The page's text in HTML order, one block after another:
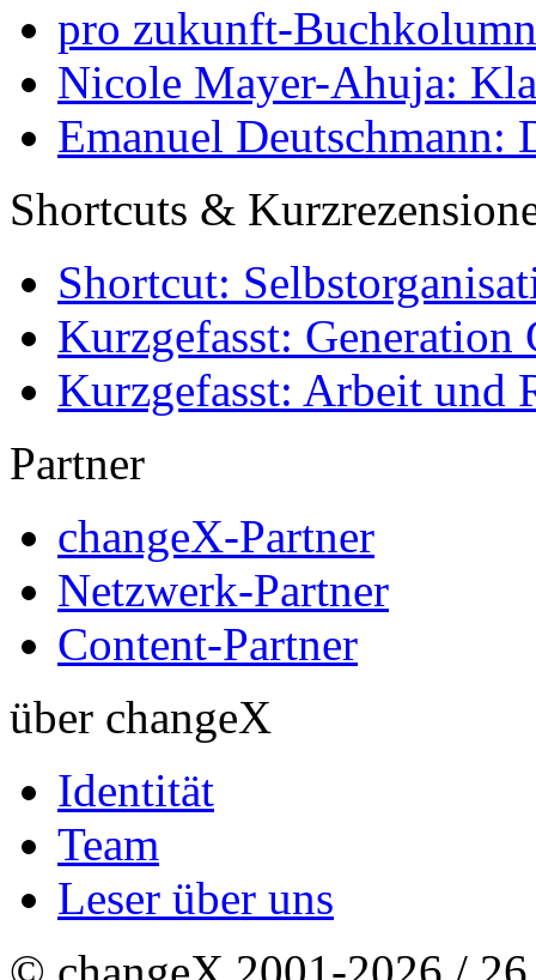
pro zukunft-
Nicole Mayer-Ahuja:
Emanuel Deutschmann:
Shortcuts &
Shortcut:
Kurzgefasst: Generation
Kurzgefasst: Arbeit und
Partner
changeX-Partner
Netzwerk-Partner
Content-Partner
über changeX
Identität
Team
Leser über uns